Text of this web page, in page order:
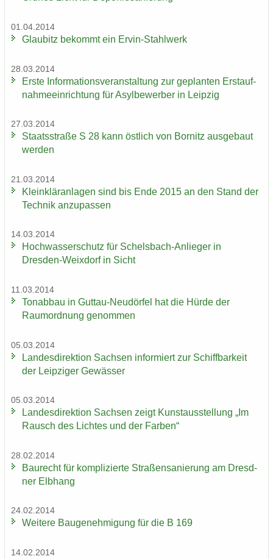
01.04.2014
Glau­bitz be­kommt ein Ervin-​Stahlwerk
28.03.2014
Erste In­for­ma­ti­ons­ver­an­stal­tung zur ge­plan­ten Erst­auf­
nah­me­ein­rich­tung für Asyl­be­wer­ber in Leip­zig
27.03.2014
Staats­stra­ße S 28 kann öst­lich von Bor­nitz aus­ge­baut
wer­den
21.03.2014
Klein­klär­an­la­gen sind bis Ende 2015 an den Stand der
Tech­nik an­zu­pas­sen
14.03.2014
Hoch­was­ser­schutz für Schelsbach-​Anlieger in
Dresden-​Weixdorf in Sicht
11.03.2014
Ton­ab­bau in Guttau-​Neudörfel hat die Hürde der
Raum­ord­nung ge­nom­men
05.03.2014
Lan­des­di­rek­ti­on Sach­sen in­for­miert zur Schiff­bar­keit
der Leip­zi­ger Ge­wäs­ser
05.03.2014
Lan­des­di­rek­ti­on Sach­sen zeigt Kunst­aus­stel­lung „Im
Rausch des Lich­tes und der Far­ben“
28.02.2014
Bau­recht für kom­pli­zier­te Stra­ßen­sa­nie­rung am Dresd­
ner Elb­hang
24.02.2014
Wei­te­re Bau­ge­neh­mi­gung für die B 169
14.02.2014